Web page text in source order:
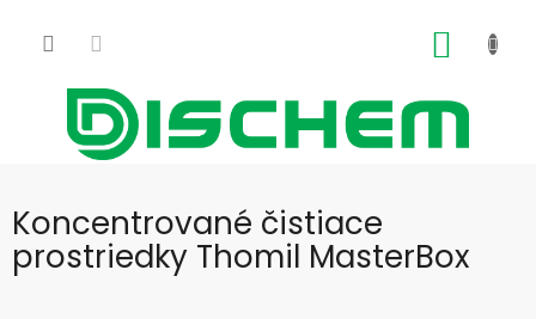
obsah
Koncentrované čistiace
prostriedky Thomil MasterBox